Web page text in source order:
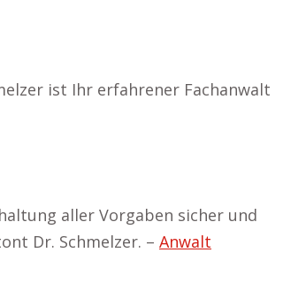
ist Ihr erfahrener Fachanwalt
aller Vorgaben sicher und
Dr. Schmelzer. – Anwalt